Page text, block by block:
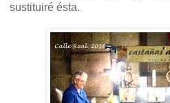
sustituiré ésta.